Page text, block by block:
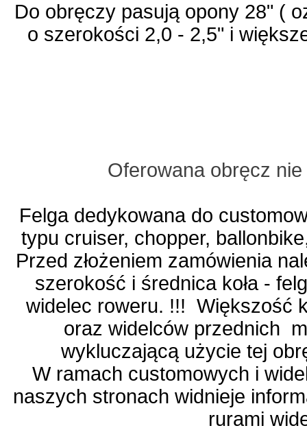
Do obręczy pasują opony 28" (
o szerokości 2,0 - 2,5" i
Oferowana obręcz
Felga dedykowana do
typu cruiser, chopper,
Przed złożeniem zamówienia
szerokość i średnica koła -
widelec roweru. !!! Większość
oraz widelców przednich
wykluczającą użycie tej
W ramach customowych i
naszych stronach widnieje
rurami